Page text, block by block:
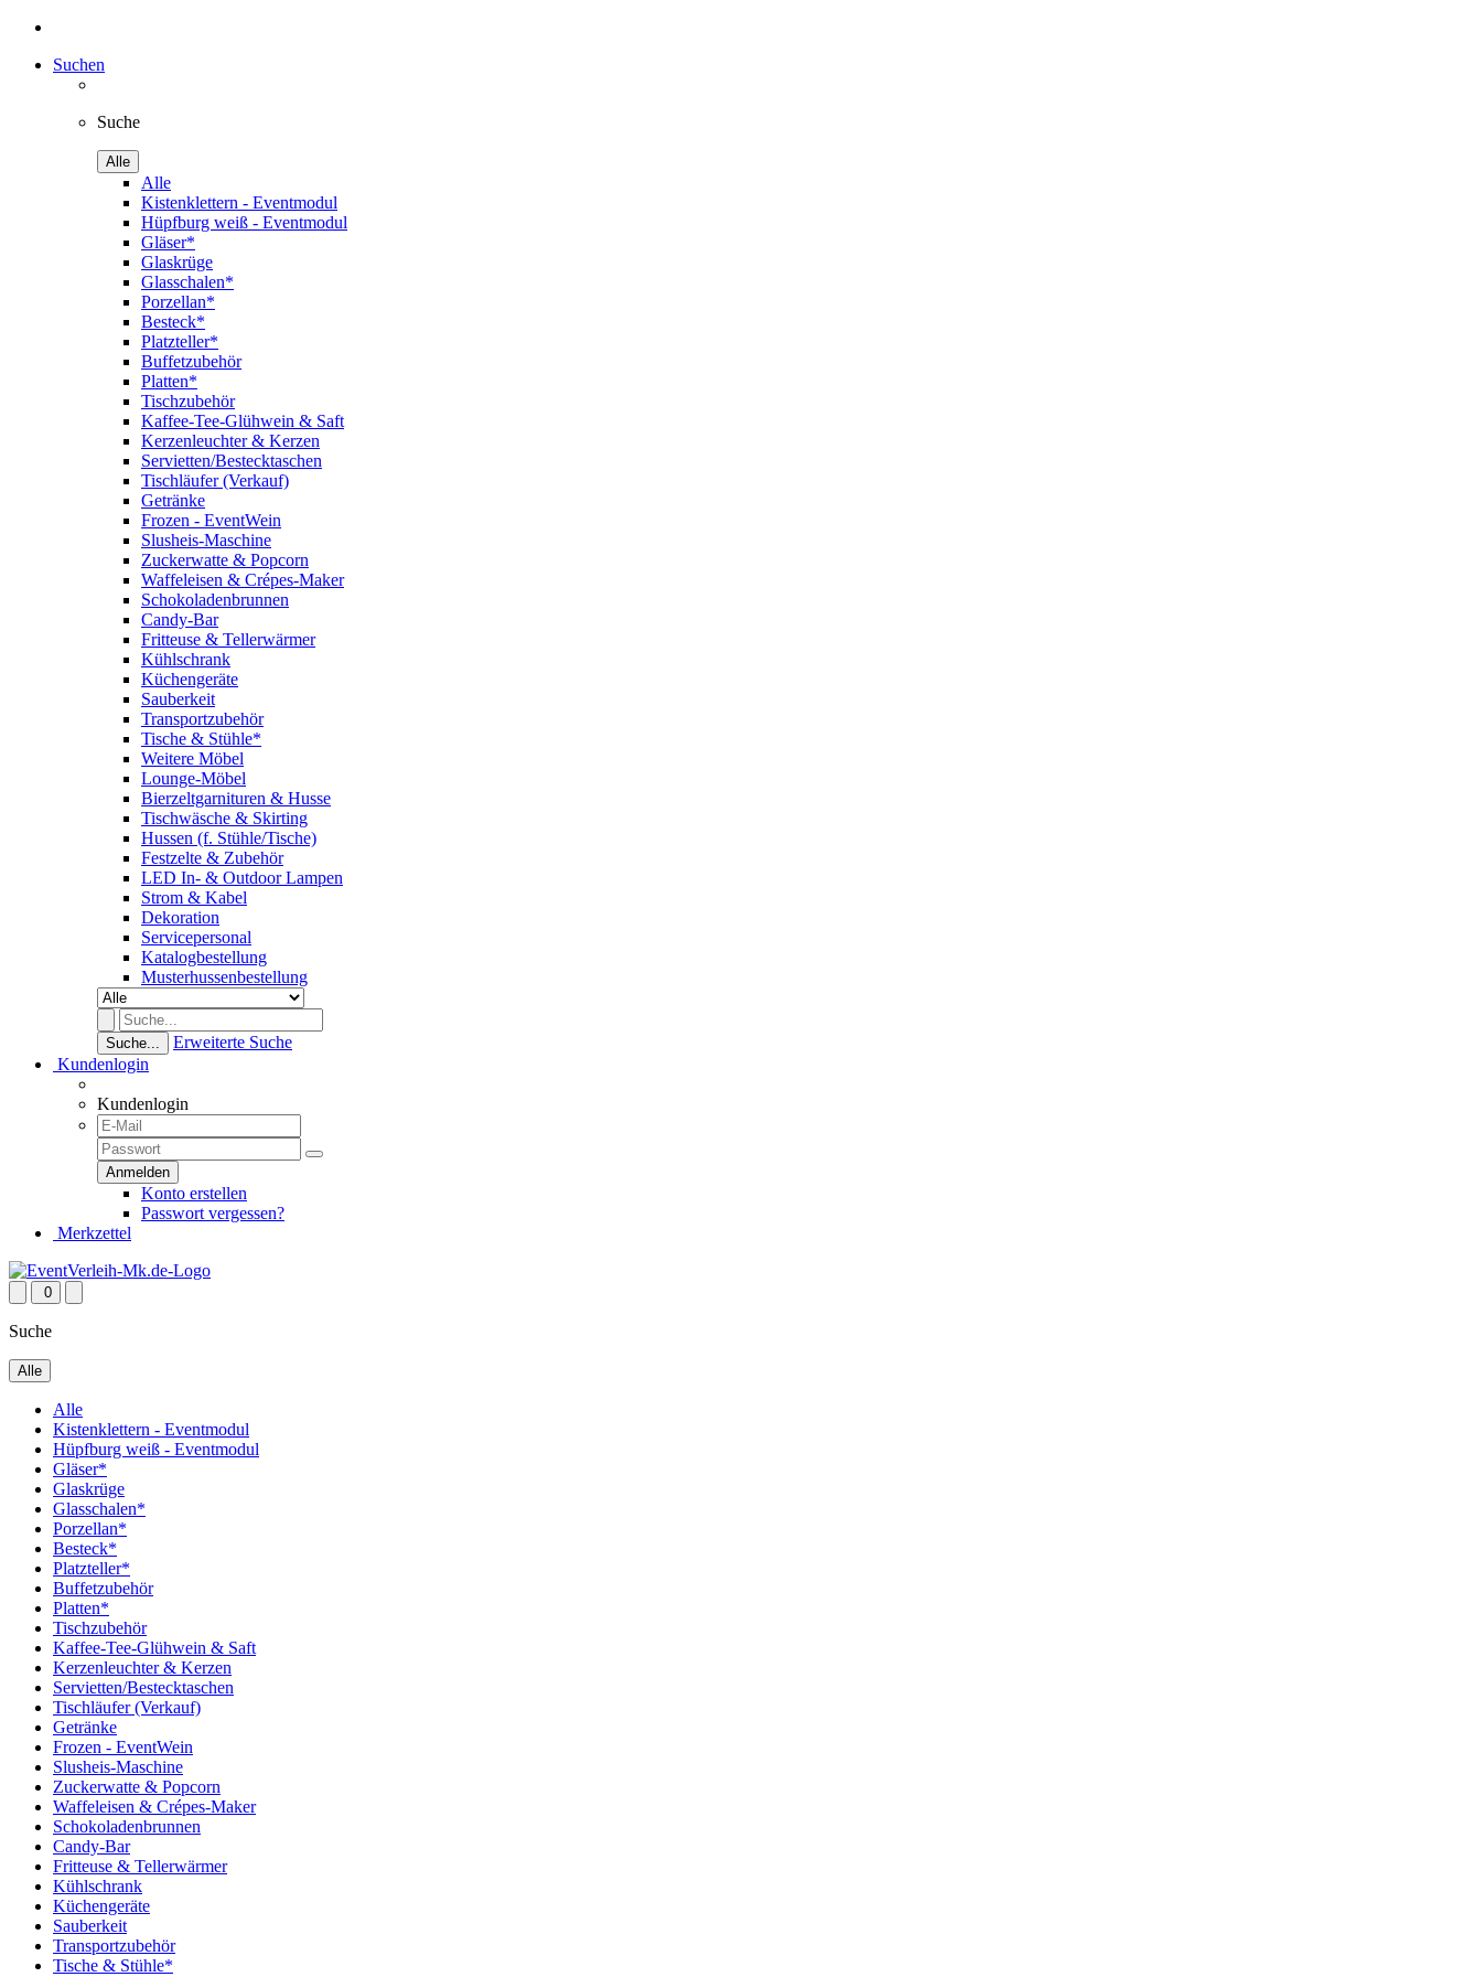
Suchen
Suche
Alle
Alle
Kistenklettern - Eventmodul
Hüpfburg weiß - Eventmodul
Gläser*
Glaskrüge
Glasschalen*
Porzellan*
Besteck*
Platzteller*
Buffetzubehör
Platten*
Tischzubehör
Kaffee-Tee-Glühwein & Saft
Kerzenleuchter & Kerzen
Servietten/Bestecktaschen
Tischläufer (Verkauf)
Getränke
Frozen - EventWein
Slusheis-Maschine
Zuckerwatte & Popcorn
Waffeleisen & Crépes-Maker
Schokoladenbrunnen
Candy-Bar
Fritteuse & Tellerwärmer
Kühlschrank
Küchengeräte
Sauberkeit
Transportzubehör
Tische & Stühle*
Weitere Möbel
Lounge-Möbel
Bierzeltgarnituren & Husse
Tischwäsche & Skirting
Hussen (f. Stühle/Tische)
Festzelte & Zubehör
LED In- & Outdoor Lampen
Strom & Kabel
Dekoration
Servicepersonal
Katalogbestellung
Musterhussenbestellung
Suche...
Erweiterte Suche
Kundenlogin
Kundenlogin
Konto erstellen
Passwort vergessen?
Merkzettel
0
Suche
Alle
Alle
Kistenklettern - Eventmodul
Hüpfburg weiß - Eventmodul
Gläser*
Glaskrüge
Glasschalen*
Porzellan*
Besteck*
Platzteller*
Buffetzubehör
Platten*
Tischzubehör
Kaffee-Tee-Glühwein & Saft
Kerzenleuchter & Kerzen
Servietten/Bestecktaschen
Tischläufer (Verkauf)
Getränke
Frozen - EventWein
Slusheis-Maschine
Zuckerwatte & Popcorn
Waffeleisen & Crépes-Maker
Schokoladenbrunnen
Candy-Bar
Fritteuse & Tellerwärmer
Kühlschrank
Küchengeräte
Sauberkeit
Transportzubehör
Tische & Stühle*